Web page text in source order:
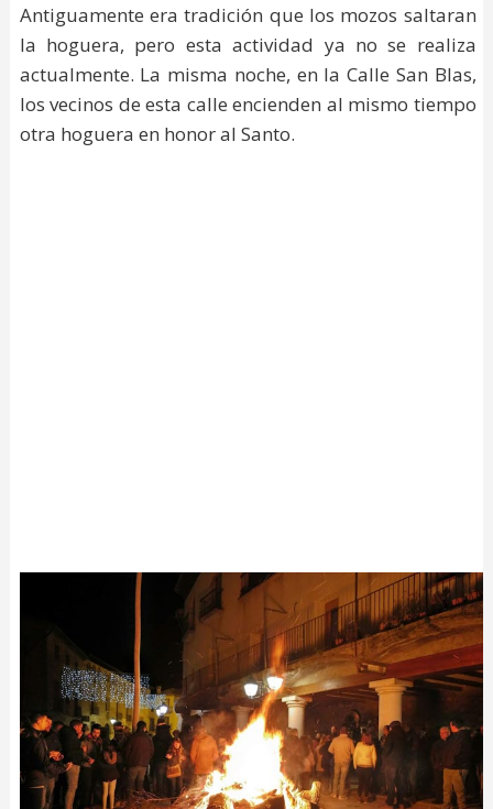
Antiguamente era tradición que los mozos saltaran
la hoguera, pero esta actividad ya no se realiza
actualmente. La misma noche, en la Calle San Blas,
los vecinos de esta calle encienden al mismo tiempo
otra hoguera en honor al Santo.